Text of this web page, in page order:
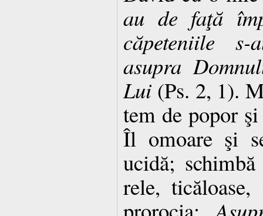
au de faţă
căpeteniile
asupra
Lui (Ps. 2, 1).
tem de popor
Îl omoare şi
ucidă;
rele,
prorocia: